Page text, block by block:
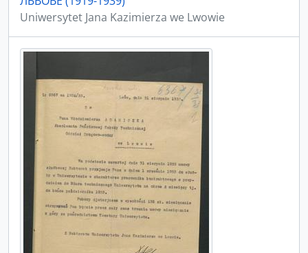
Uniwersytet Jana Kazimierza we Lwowie